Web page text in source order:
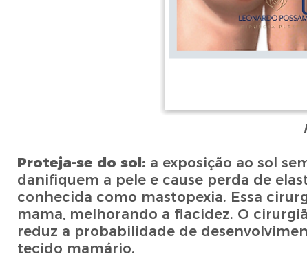
Proteja-se do sol: a exposição ao sol
danifiquem a pele e cause perda de
conhecida como mastopexia. Essa
mama, melhorando a flacidez. O
reduz a probabilidade de
tecido mamário.